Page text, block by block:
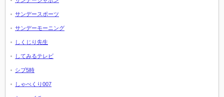
サンデースポーツ
サンデーモーニング
しくじり先生
してみるテレビ
シブ5時
しゃべくり007